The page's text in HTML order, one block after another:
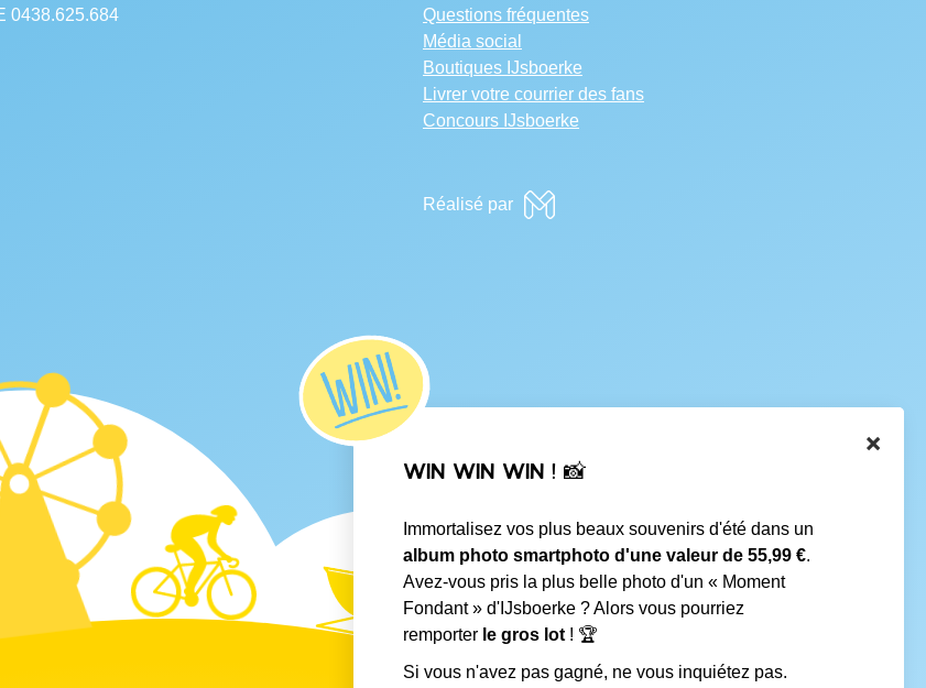
0438.625.684
Questions fréquentes
Média social
Boutiques IJsboerke
Livrer votre courrier des fans
Concours IJsboerke
Réalisé par
×
WIN WIN WIN ! 📸
Immortalisez vos plus beaux souvenirs d'été dans un
album photo smartphoto d'une valeur de 55,99 €.
Avez-vous pris la plus belle photo d'un « Moment
Fondant » d'IJsboerke ? Alors vous pourriez
remporter le gros lot ! 🏆
Si vous n'avez pas gagné, ne vous inquiétez pas.